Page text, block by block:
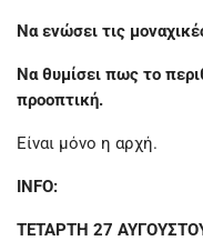
Να ενώσει τις
Να θυμίσει πως το
προοπτική.
Είναι μόνο η αρχή.
INFO:
ΤΕΤΑΡΤΗ 27